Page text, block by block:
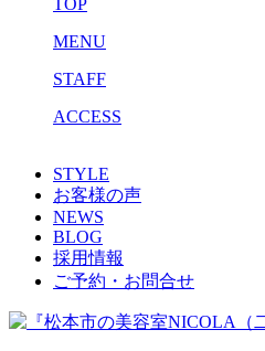
TOP
MENU
STAFF
ACCESS
STYLE
お客様の声
NEWS
BLOG
採用情報
ご予約・お問合せ